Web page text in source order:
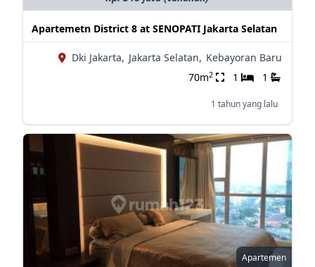
Apartemetn District 8 at SENOPATI Jakarta Selatan
Dki Jakarta, Jakarta Selatan, Kebayoran Baru
70m2 1 1
1 tahun yang lalu
Apartemen